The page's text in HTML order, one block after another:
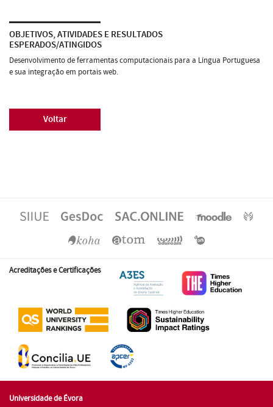
OBJETIVOS, ATIVIDADES E RESULTADOS
ESPERADOS/ATINGIDOS
Desenvolvimento de ferramentas computacionais para a Língua Portuguesa
e sua integração em portais web.
Voltar
Acreditações e Certificações
Universidade de Évora